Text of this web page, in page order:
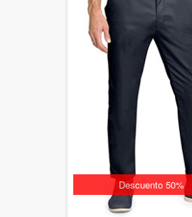
Descuento 50%